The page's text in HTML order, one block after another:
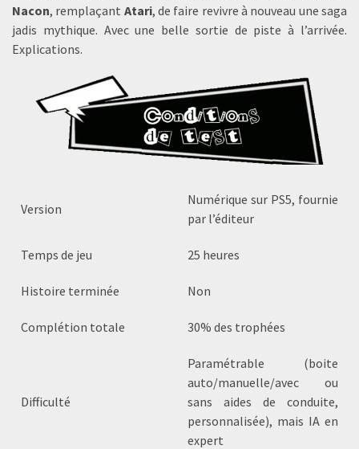
Nacon, remplaçant Atari, de faire revivre à nouveau une saga
jadis mythique. Avec une belle sortie de piste à l’arrivée.
Explications.
Version
Numérique sur PS5, fournie
par l’éditeur
Temps de jeu 25 heures
Histoire terminée Non
Complétion totale 30% des trophées
Difficulté
Paramétrable (boite
auto/manuelle/avec ou
sans aides de conduite,
personnalisée), mais IA en
expert